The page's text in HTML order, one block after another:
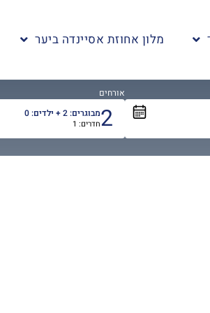
מלון אחוזת אסיינדה ביער
אורחים
אורחים
2מבוגרים:2+ ילדים:0
חדרים: 1